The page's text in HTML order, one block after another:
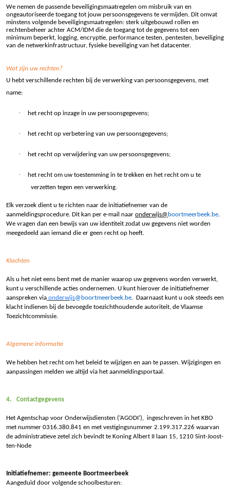
We nemen de passende beveiligingsmaatregelen om misbruik van en
ongeautoriseerde toegang tot jouw persoonsgegevens te vermijden. Dit omvat
minstens volgende beveiligingsmaatregelen: sterk uitgebouwd rollen en
rechtenbeheer achter ACM/IDM die de toegang tot de gegevens tot een
minimum beperkt, logging, encryptie, performance testen, pentesten, beveiliging
van de netwerkinfrastructuur, fysieke beveiliging van het datacenter.
Wat zijn uw rechten?
U hebt verschillende rechten bij de verwerking van persoonsgegevens, met
name:
· het recht op inzage in uw persoonsgegevens;
· het recht op verbetering van uw persoonsgegevens;
· het recht op verwijdering van uw persoonsgegevens;
·
het recht om uw toestemming in te trekken en het recht om u te
verzetten tegen een verwerking.
Elk verzoek dient u te richten naar de initiatiefnemer van de
aanmeldingsprocedure. Dit kan per e-mail naar onderwijs@ boortmeerbeek.be.
We vragen dan een bewijs van uw identiteit zodat uw gegevens niet worden
meegedeeld aan iemand die er geen recht op heeft.
Klachten
Als u het niet eens bent met de manier waarop uw gegevens worden verwerkt,
kunt u verschillende acties ondernemen. U kunt hierover de initiatiefnemer
aanspreken via onderwijs@boortmeerbeek.be. Daarnaast kunt u ook steeds een
klacht indienen bij de bevoegde toezichthoudende autoriteit, de Vlaamse
Toezichtcommissie.
Algemene informatie
We hebben het recht om het beleid te wijzigen en aan te passen. Wijzigingen en
aanpassingen melden we altijd via het aanmeldingsportaal.
4. Contactgegevens
Het Agentschap voor Onderwijsdiensten (‘AGODI’), ingeschreven in het KBO
met nummer 0316.380.841 en met vestigingsnummer 2.199.317.226 waarvan
de administratieve zetel zich bevindt te Koning Albert II laan 15, 1210 Sint-Joost-
ten-Node
Initiatiefnemer: gemeente Boortmeerbeek
Aangeduid door volgende schoolbesturen: